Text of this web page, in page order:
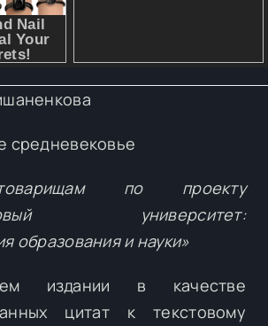
средневековье
по проекту
университет:
образования и науки»
издании в качестве
цитат к текстовому